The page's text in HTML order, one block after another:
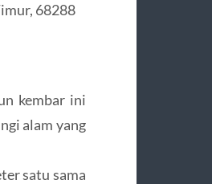
68288
kembar ini
alam yang
satu sama